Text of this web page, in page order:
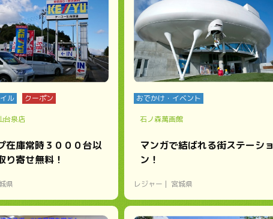
ル クーポン
台泉店
在庫常時３０００台以
り寄せ無料！
県
おでかけ・イベント
石ノ森萬画館
マンガで結ばれる街ステーショ
ン！
レジャー 宮城県